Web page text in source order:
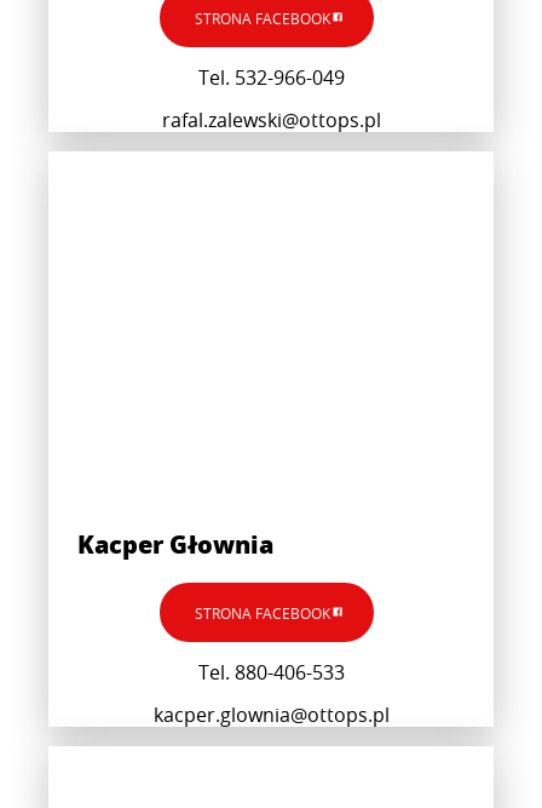
STRONA FACEBOOK
Tel. 532-966-049
rafal.zalewski@ottops.pl
Kacper Głownia
STRONA FACEBOOK
Tel. 880-406-533
kacper.glownia@ottops.pl